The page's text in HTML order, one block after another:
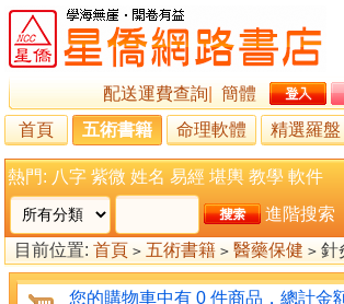
配送運費查詢
簡體
首頁
五術書籍 命理軟體 精選羅盤
熱門: 八字 紫微 姓名 易經 堪輿 教學 軟件
進階搜索
目前位置: 首頁 > 五術書籍 > 醫藥保健 > 針
您的購物車中有 0 件商品，總計金